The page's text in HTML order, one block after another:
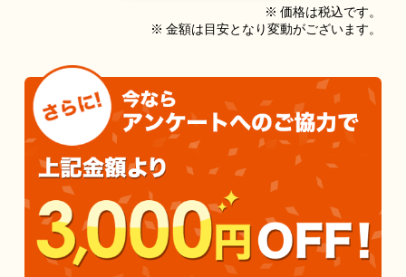
※ 価格は税込です。
※ 金額は目安となり変動がございます。